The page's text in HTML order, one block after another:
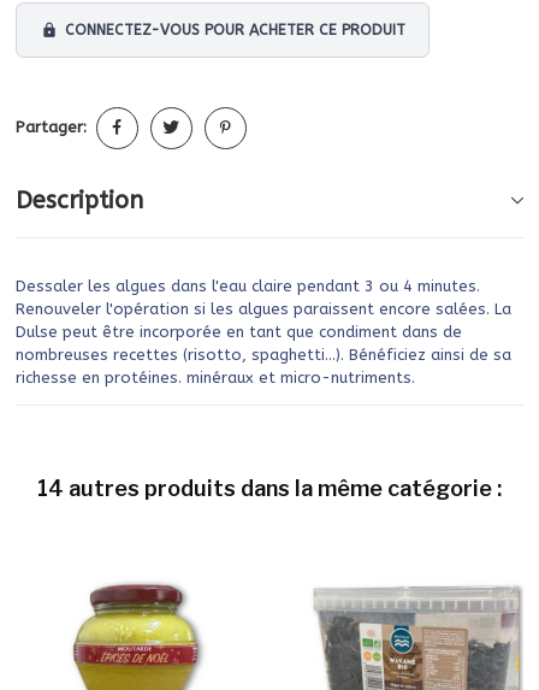
lock CONNECTEZ-VOUS POUR ACHETER CE PRODUIT
Partager:
Description
Dessaler les algues dans l'eau claire pendant 3 ou 4 minutes.
Renouveler l'opération si les algues paraissent encore salées. La
Dulse peut être incorporée en tant que condiment dans de
nombreuses recettes (risotto, spaghetti...). Bénéficiez ainsi de sa
richesse en protéines. minéraux et micro-nutriments.
14 autres produits dans la même catégorie :